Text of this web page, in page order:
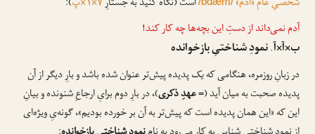
آدمنمی‌داند از دستِ این بچه‌ها چه کار کند!
ب×آ×آ. نمودِ شناختیِ بازخوانده
در زبانِ روزمره، هنگامی کهیکپدیده پیش‌تر عنوان شده باشد و بارِ دیگر از آن
پدیده صحبت به میان آید (=عهدِ ذکری)، در بارِ دوم برایِ ارجاعِ شنونده و بیانِ
این که «این همان پدیده است که پیش‌تر به آن بر خورده بودیم»، گونه‌یِ ویژه‌ای